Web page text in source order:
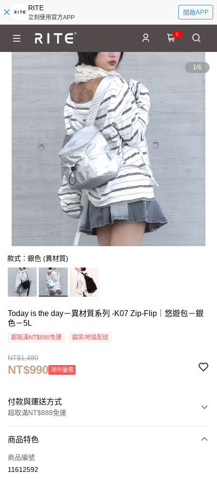
RITE
立刻使用官方APP
開啟APP
0
1/6
款式：銀色 (異材質)
Today is the day－異材質系列 -K07 Zip-Flip｜悠遊包－銀
色－5L
超取滿NT$888免運 國家/地區配送
NT$1,480
NT$990 限時優惠
付款與運送方式
超取滿NT$888免運
信用卡一次付款
超商取貨付款
商品特色
商品編號
11612592